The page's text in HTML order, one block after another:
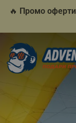
🔥 Промо оферти